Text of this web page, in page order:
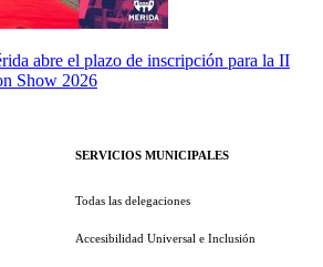
abre el plazo de inscripción para la II
Show 2026
SERVICIOS MUNICIPALES
Todas las delegaciones
Accesibilidad Universal e Inclusión